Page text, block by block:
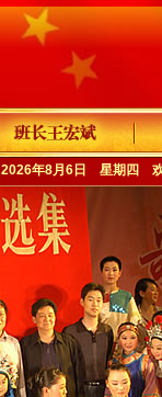
2026年8月6日 星期四